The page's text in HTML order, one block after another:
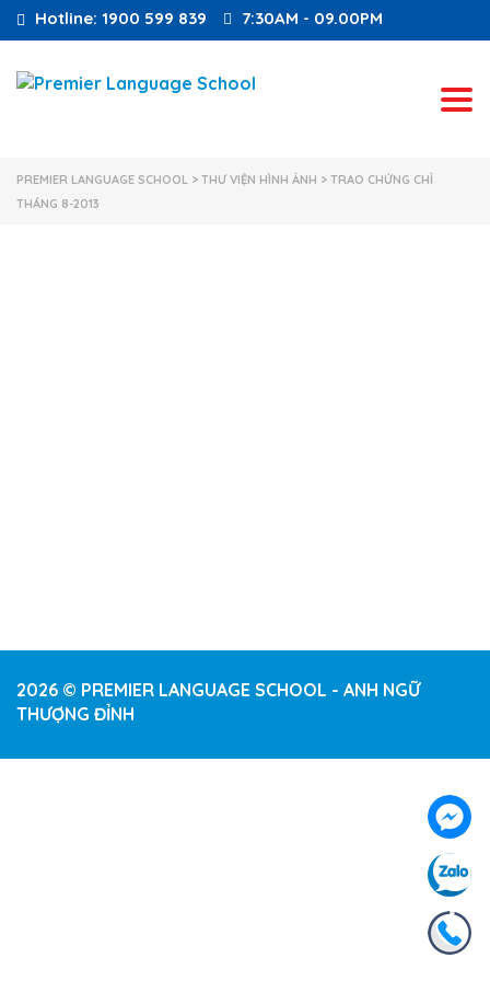
7:30AM - 09.00PM
Hotline: 1900 599 839
PREMIER LANGUAGE SCHOOL > THƯ VIỆN HÌNH ẢNH > TRAO CHỨNG CHỈ
THÁNG 8-2013
2026 © PREMIER LANGUAGE SCHOOL - ANH NGỮ
THƯỢNG ĐỈNH